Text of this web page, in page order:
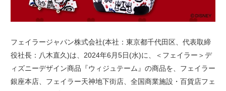
フェイラージャパン株式会社(本社：東京都千代田区、代表取締
役社長：八木直久)は、2024年6月5日(水)に、＜フェイラー＞デ
ィズニーデザイン商品『ウィジュテーム』の商品を、フェイラー
銀座本店、フェイラー天神地下街店、全国商業施設・百貨店フェ